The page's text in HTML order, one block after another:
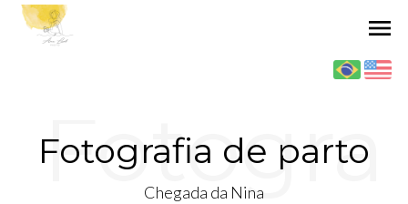
menu
Fotografia de parto
Fotogra
Chegada da Nina